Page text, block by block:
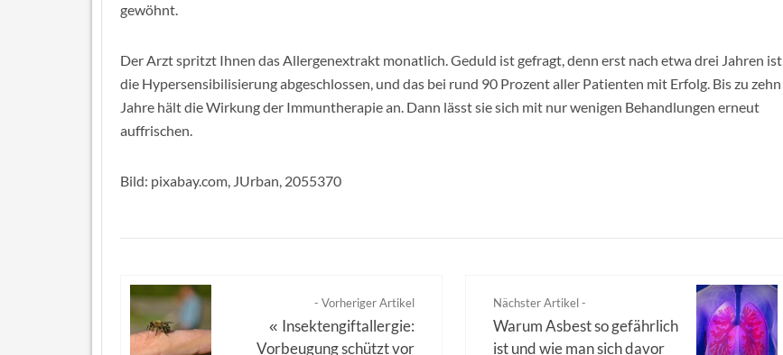
gewöhnt.
Der Arzt spritzt Ihnen das Allergenextrakt monatlich. Geduld ist gefragt, denn erst nach etwa drei Jahren ist
die Hypersensibilisierung abgeschlossen, und das bei rund 90 Prozent aller Patienten mit Erfolg. Bis zu zehn
Jahre hält die Wirkung der Immuntherapie an. Dann lässt sie sich mit nur wenigen Behandlungen erneut
auffrischen.
Bild: pixabay.com, JUrban, 2055370
- Vorheriger Artikel
« Insektengiftallergie:
Vorbeugung schützt vor
Nächster Artikel -
Warum Asbest so gefährlich
ist und wie man sich davor